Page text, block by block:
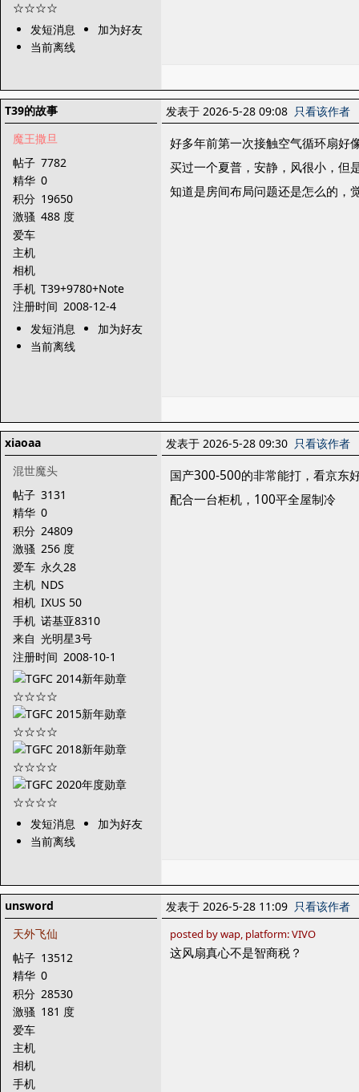
发短消息
加为好友
当前离线
T39的故事
魔王撒旦
帖子 7782
精华 0
积分 19650
激骚 488 度
爱车
主机
相机
手机 T39+9780+Note
注册时间 2008-12-4
发短消息
加为好友
当前离线
发表于 2026-5-28 09:08 只看该作者
好多年前第一次接触空气循环扇好
买过一个夏普，安静，风很小，但
知道是房间布局问题还是怎么的，
xiaoaa
混世魔头
帖子 3131
精华 0
积分 24809
激骚 256 度
爱车 永久28
主机 NDS
相机 IXUS 50
手机 诺基亚8310
来自 光明星3号
注册时间 2008-10-1
发短消息
加为好友
当前离线
发表于 2026-5-28 09:30 只看该作者
国产300-500的非常能打，看京东
配合一台柜机，100平全屋制冷
unsword
天外飞仙
帖子 13512
精华 0
积分 28530
激骚 181 度
爱车
主机
相机
手机
发表于 2026-5-28 11:09 只看该作者
posted by wap, platform: VIVO
这风扇真心不是智商税？